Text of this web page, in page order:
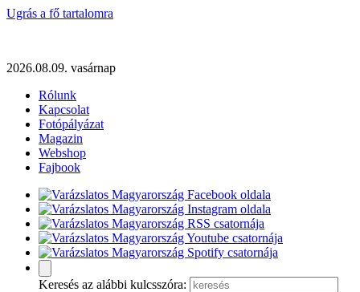
Ugrás a fő tartalomra
2026.08.09. vasárnap
Rólunk
Kapcsolat
Fotópályázat
Magazin
Webshop
Fajbook
Keresés az alábbi kulcsszóra: